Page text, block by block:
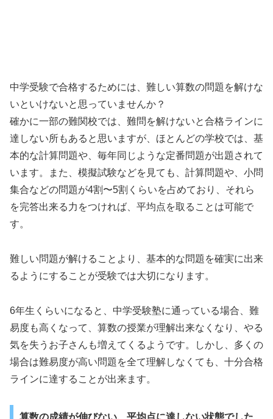
中学受験で合格するためには、難しい算数の問題を解けな
いといけないと思っていませんか？
確かに一部の難関校では、難問を解けないと合格ラインに
達しない所もあると思いますが、ほとんどの学校では、基
本的な計算問題や、毎年同じような定番問題が出題されて
います。また、模擬試験などを見ても、計算問題や、小問
集合などの問題が4割〜5割くらいを占めており、それら
を完答出来る力をつければ、平均点を取ることは可能で
す。
難しい問題が解けることより、基本的な問題を確実に出来
るようにすることが受験では大切になります。
6年生くらいになると、中学受験塾に通っている場合、難
易度も高くなって、算数の授業が理解出来なくなり、やる
気を失うお子さんも増えてくるようです。しかし、多くの
場合は難易度が高い問題を全て理解しなくても、十分合格
ラインに達することが出来ます。
算数の成績が伸びない、平均点に達しない状態でした